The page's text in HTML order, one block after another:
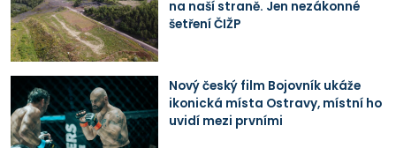
na naší straně. Jen nezákonné
šetření ČIŽP
Nový český film Bojovník ukáže
ikonická místa Ostravy, místní ho
uvidí mezi prvními